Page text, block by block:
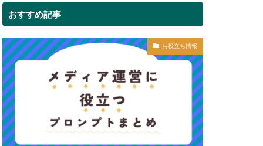
おすすめ記事
お役立ち情報